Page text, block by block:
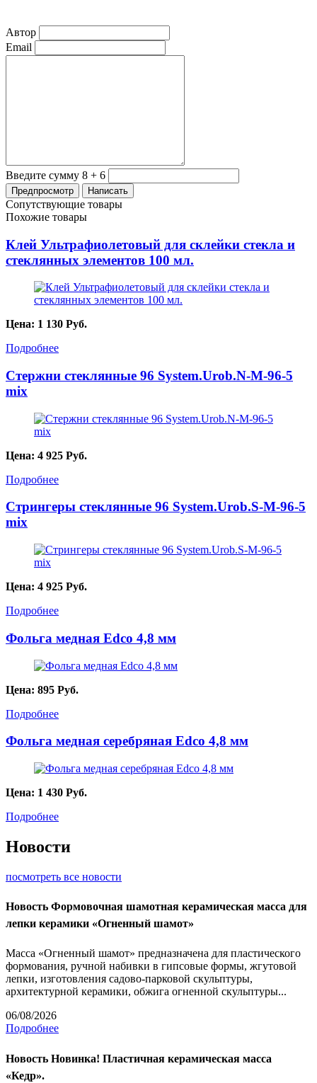
Автор
Email
Введите сумму 8 + 6
Сопутствующие товары
Похожие товары
Клей Ультрафиолетовый для склейки стекла и
стеклянных элементов 100 мл.
Цена: 1 130 Руб.
Подробнее
Стержни стеклянные 96 System.Urob.N-M-96-5
mix
Цена: 4 925 Руб.
Подробнее
Стрингеры стеклянные 96 System.Urob.S-M-96-5
mix
Цена: 4 925 Руб.
Подробнее
Фольга медная Edco 4,8 мм
Цена: 895 Руб.
Подробнее
Фольга медная серебряная Edco 4,8 мм
Цена: 1 430 Руб.
Подробнее
Новости
посмотреть все новости
Новость Формовочная шамотная керамическая масса для
лепки керамики «Огненный шамот»
Масса «Огненный шамот» предназначена для пластического
формования, ручной набивки в гипсовые формы, жгутовой
лепки, изготовления садово-парковой скульптуры,
архитектурной керамики, обжига огненной скульптуры...
06/08/2026
Подробнее
Новость Новинка! Пластичная керамическая масса
«Кедр».